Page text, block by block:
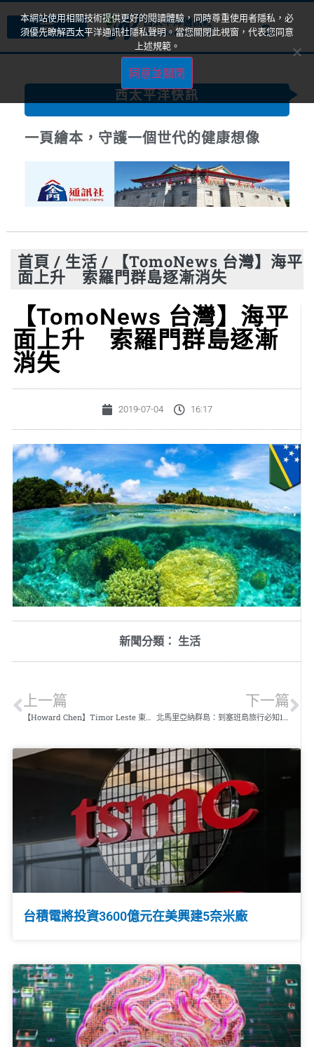
西太平洋快訊
一頁繪本，守護一個世代的健康想像
首頁 / 生活 / 【TomoNews 台灣】海平
面上升 索羅門群島逐漸消失
【TomoNews 台灣】海平
面上升 索羅門群島逐漸
消失
2019-07-04 16:17
新聞分類： 生活
上一篇
【Howard Chen】Timor Leste 東帝汶儒艮鯨豚奇遇記
下一篇
台積電將投資3600億元在美興建5奈米廠
本網站使用相關技術提供更好的閱讀體驗，同時尊重使用者隱私，必
須優先瞭解西太平洋通訊社隱私聲明。當您關閉此視窗，代表您同意
上述規範。
同意並關閉